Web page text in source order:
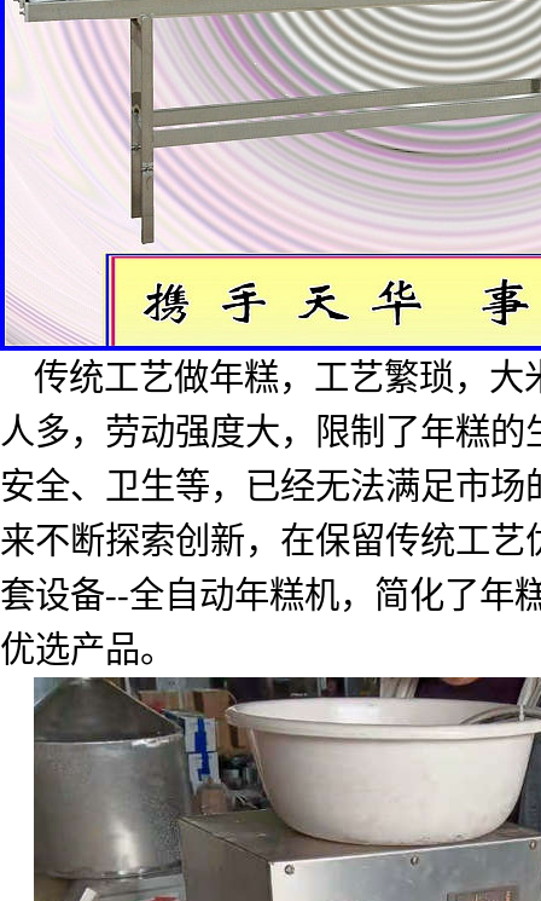
传统工艺做年糕，工艺繁琐，
人多，劳动强度大，限制了年糕
安全、卫生等，已经无法满足市
来不断探索创新，在保留传统工
套设备--全自动年糕机，简化了年
优选产品。